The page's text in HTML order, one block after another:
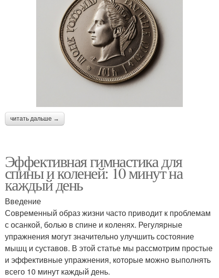
читать дальше →
Эффективная гимнастика для
спины и коленей: 10 минут на
каждый день
Введение
Современный образ жизни часто приводит к проблемам
с осанкой, болью в спине и коленях. Регулярные
упражнения могут значительно улучшить состояние
мышц и суставов. В этой статье мы рассмотрим простые
и эффективные упражнения, которые можно выполнять
всего 10 минут каждый день.